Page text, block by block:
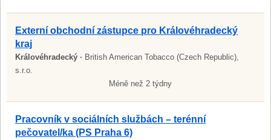
Externí obchodní zástupce pro Královéhradecký
kraj
Královéhradecký · British American Tobacco (Czech Republic),
s.r.o.
Méně než 2 týdny
Pracovník v sociálních službách – terénní
pečovatel/ka (PS Praha 6)